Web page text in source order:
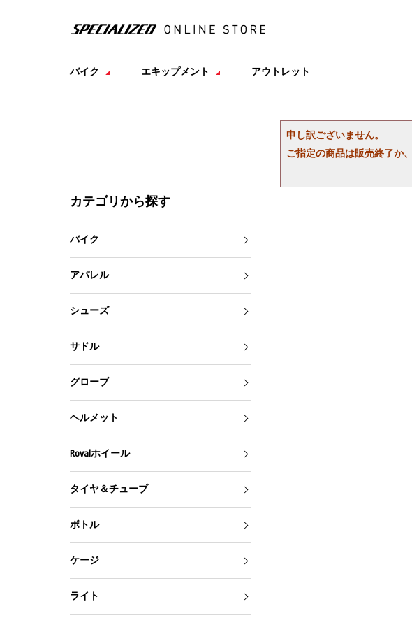
バイク エキップメント アウトレット
申し訳ございません。
ご指定の商品は販売終了か
カテゴリから探す
バイク
アパレル
シューズ
サドル
グローブ
ヘルメット
Rovalホイール
タイヤ＆チューブ
ボトル
ケージ
ライト